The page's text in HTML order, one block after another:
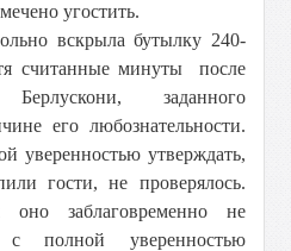
угостить.
вскрыла бутылку 240-
считанные минуты после
заданного
его любознательности.
уверенностью утверждать,
гости, не проверялось.
заблаговременно не
с полной уверенностью